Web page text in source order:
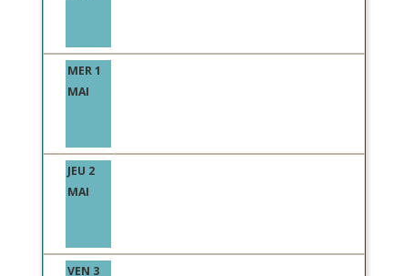
MER 1
MAI
JEU 2
MAI
VEN 3